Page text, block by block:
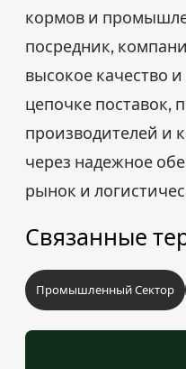
кормов и
посредник,
высокое качество
цепочке поставок,
производителей и
через надежное
рынок и
Связанные
Промышленный Сектор